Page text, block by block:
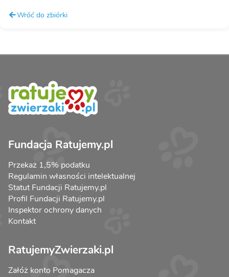
Wróć do zbiórki
Fundacja Ratujemy.pl
Przekaż 1,5% podatku
Regulamin własności intelektualnej
Statut Fundacji Ratujemy.pl
Profil Fundacji Ratujemy.pl
Inspektor ochrony danych
Kontakt
RatujemyZwierzaki.pl
Załóż konto Pomagacza